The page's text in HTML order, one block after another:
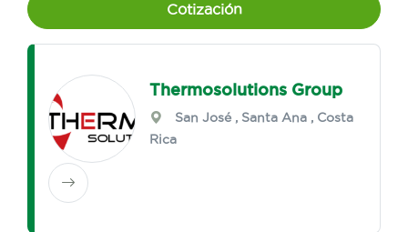
Cotización
Thermosolutions Group
San José , Santa Ana , Costa
Rica